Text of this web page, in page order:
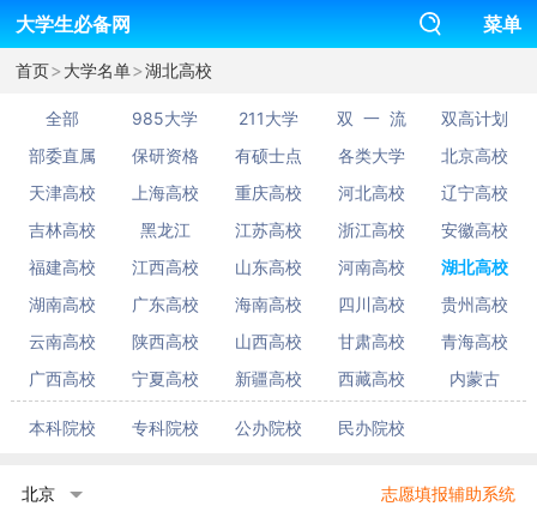
大学生必备网 菜单
首页>大学名单>湖北高校
全部 985大学 211大学 双 一 流
双高计划
部委直属
保研资格 有硕士点 各类大学
北京高校
天津高校
上海高校 重庆高校 河北高校
辽宁高校
吉林高校
黑龙江 江苏高校 浙江高校
安徽高校
福建高校
江西高校 山东高校 河南高校
湖北高校
湖南高校
广东高校 海南高校 四川高校
贵州高校
云南高校
陕西高校 山西高校 甘肃高校
青海高校
广西高校
宁夏高校 新疆高校 西藏高校 内蒙古
本科院校 专科院校 公办院校 民办院校
北京 志愿填报辅助系统